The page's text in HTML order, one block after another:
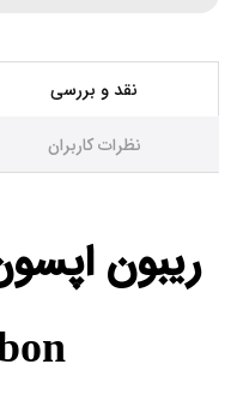
نقد و بررسی
نظرات کاربران